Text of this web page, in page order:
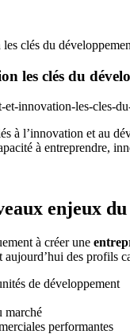
clés du
les clés du
à l’innovation et au
à entreprendre,
enjeux
à créer une
des profils
de développement
marché
performantes